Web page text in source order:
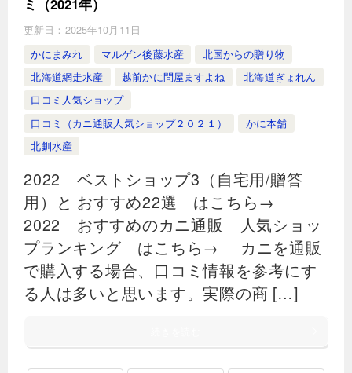
ミ（2021年）
更新日： 2025年10月11日
かにまみれ
マルゲン後藤水産
北国からの贈り物
北海道網走水産
越前かに問屋ますよね
北海道ぎょれん
口コミ人気ショップ
口コミ（カニ通販人気ショップ２０２１）
かに本舗
北釧水産
2022 ベストショップ3（自宅用/贈答
用）と おすすめ22選 はこちら→
2022 おすすめのカニ通販 人気ショッ
プランキング はこちら→ カニを通販
で購入する場合、口コミ情報を参考にす
る人は多いと思います。実際の商 […]